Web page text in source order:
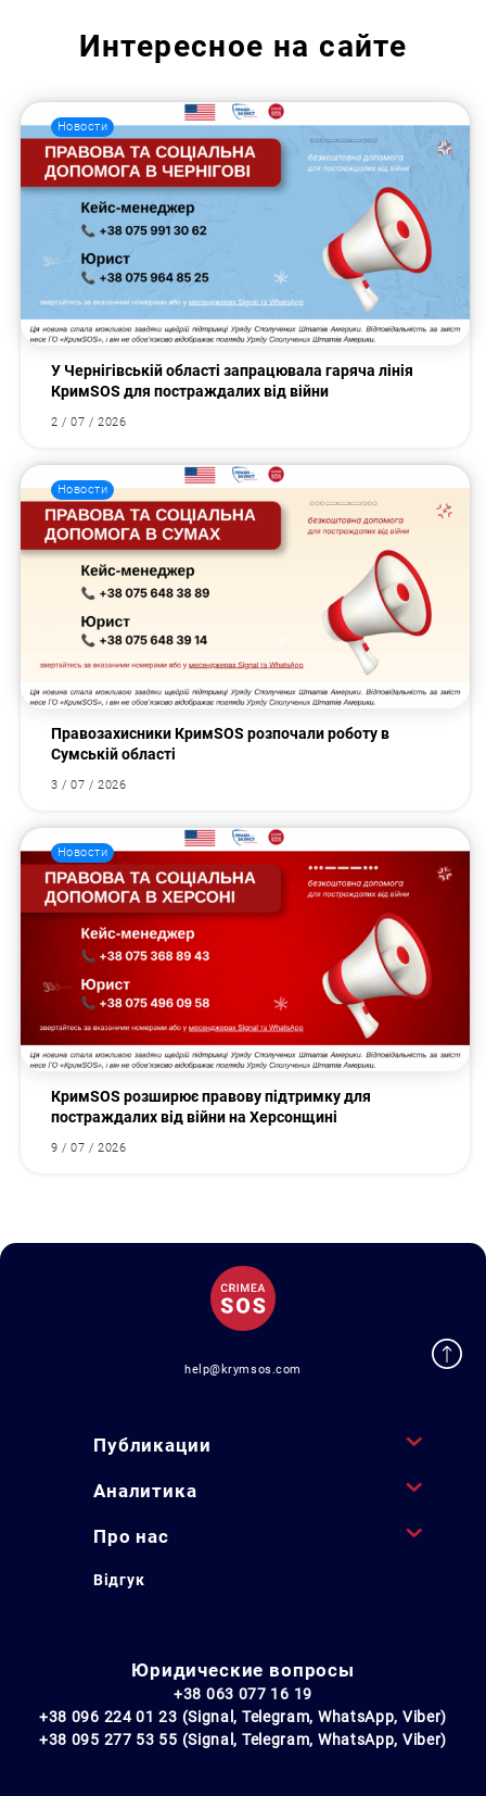
Интересное на сайте
Новости
У Чернігівській області запрацювала гаряча лінія
КримSOS для постраждалих від війни
2 / 07 / 2026
Новости
Правозахисники КримSOS розпочали роботу в
Сумській області
3 / 07 / 2026
Новости
КримSOS розширює правову підтримку для
постраждалих від війни на Херсонщині
9 / 07 / 2026
help@krymsos.com
Публикации
Аналитика
Про нас
Відгук
Юридические вопросы
+38 063 077 16 19
+38 096 224 01 23 (Signal, Telegram, WhatsApp, Viber)
+38 095 277 53 55 (Signal, Telegram, WhatsApp, Viber)